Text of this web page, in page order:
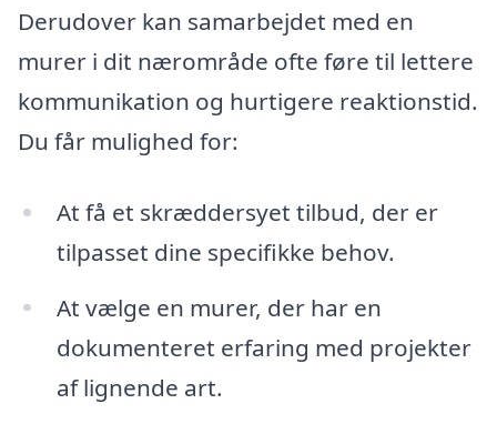
Derudover kan samarbejdet med en
murer i dit nærområde ofte føre til lettere
kommunikation og hurtigere reaktionstid.
Du får mulighed for:
At få et skræddersyet tilbud, der er
tilpasset dine specifikke behov.
At vælge en murer, der har en
dokumenteret erfaring med projekter
af lignende art.